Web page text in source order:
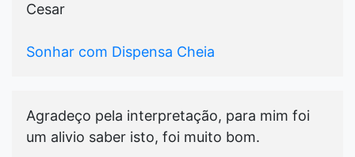
Cesar
Sonhar com Dispensa Cheia
Agradeço pela interpretação, para mim foi
um alivio saber isto, foi muito bom.